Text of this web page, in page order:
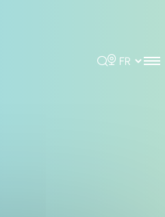
Rechercher
Choisir la